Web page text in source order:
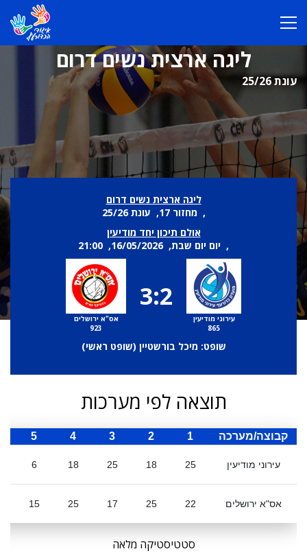
ליגה ארצית נשים דרום
עונת 25/26
ליגה ארצית נשים דרום
, מחזור 17, עונת 25/26
אולם תיכון יחד מודיעין
, יום יום שבת, 16/05/2026, 21:00
עירוני מודיעין
865
3:2
אס"א ירושלים
923
שופט: מיכל בורשטיין (שופט ראשי)
תוצאה לפי מערכות
קבוצה/מערכה 1
2
3
4
5
עירוני מודיעין 25
18
25
18
6
אס"א ירושלים 22
25
17
25
15
סטטיסטיקה מלאה